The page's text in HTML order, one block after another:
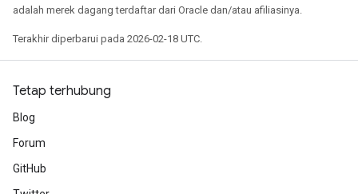
adalah merek dagang terdaftar dari Oracle dan/atau afiliasinya.
Terakhir diperbarui pada 2026-02-18 UTC.
Tetap terhubung
Blog
Forum
GitHub